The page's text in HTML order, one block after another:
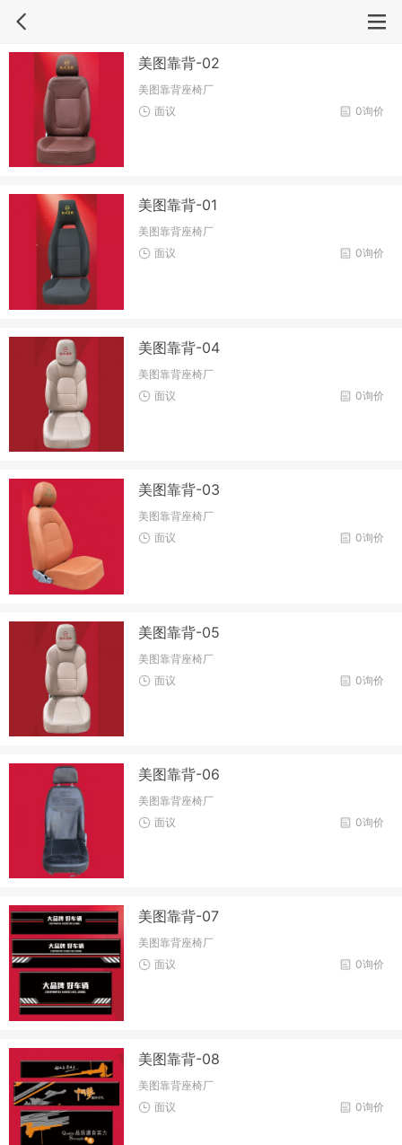
美图靠背-02
美图靠背座椅厂
0询价
面议
美图靠背-01
美图靠背座椅厂
0询价
面议
美图靠背-04
美图靠背座椅厂
0询价
面议
美图靠背-03
美图靠背座椅厂
0询价
面议
美图靠背-05
美图靠背座椅厂
0询价
面议
美图靠背-06
美图靠背座椅厂
0询价
面议
美图靠背-07
美图靠背座椅厂
0询价
面议
美图靠背-08
美图靠背座椅厂
0询价
面议